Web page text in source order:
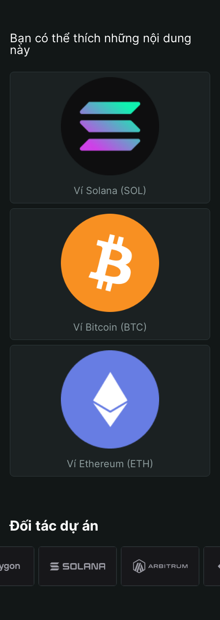
Bạn có thể thích những nội dung
này
Ví Solana (SOL)
Ví Bitcoin (BTC)
Ví Ethereum (ETH)
Đối tác dự án